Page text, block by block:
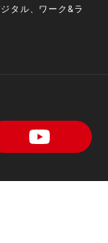
タル、ワーク&ラ